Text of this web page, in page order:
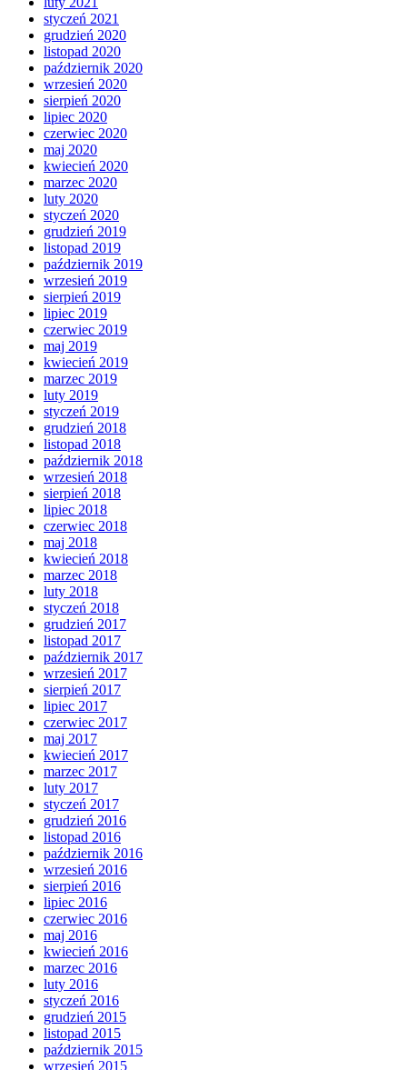
styczeń 2021
grudzień 2020
listopad 2020
październik 2020
wrzesień 2020
sierpień 2020
lipiec 2020
czerwiec 2020
maj 2020
kwiecień 2020
marzec 2020
luty 2020
styczeń 2020
grudzień 2019
listopad 2019
październik 2019
wrzesień 2019
sierpień 2019
lipiec 2019
czerwiec 2019
maj 2019
kwiecień 2019
marzec 2019
luty 2019
styczeń 2019
grudzień 2018
listopad 2018
październik 2018
wrzesień 2018
sierpień 2018
lipiec 2018
czerwiec 2018
maj 2018
kwiecień 2018
marzec 2018
luty 2018
styczeń 2018
grudzień 2017
listopad 2017
październik 2017
wrzesień 2017
sierpień 2017
lipiec 2017
czerwiec 2017
maj 2017
kwiecień 2017
marzec 2017
luty 2017
styczeń 2017
grudzień 2016
listopad 2016
październik 2016
wrzesień 2016
sierpień 2016
lipiec 2016
czerwiec 2016
maj 2016
kwiecień 2016
marzec 2016
luty 2016
styczeń 2016
grudzień 2015
listopad 2015
październik 2015
wrzesień 2015